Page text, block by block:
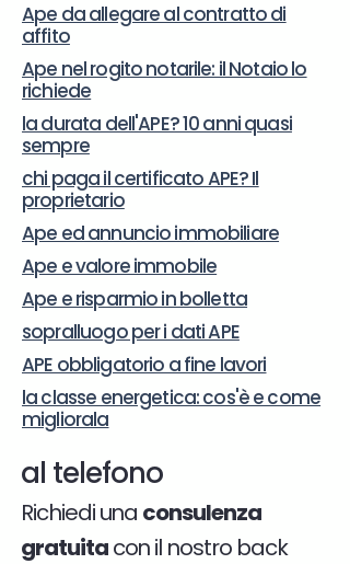
Ape da allegare al contratto di
affito
Ape nel rogito notarile: il Notaio lo
richiede
la durata dell'APE? 10 anni quasi
sempre
chi paga il certificato APE? Il
proprietario
Ape ed annuncio immobiliare
Ape e valore immobile
Ape e risparmio in bolletta
sopralluogo per i dati APE
APE obbligatorio a fine lavori
la classe energetica: cos'è e come
migliorala
al telefono
Richiedi una consulenza
gratuitacon il nostro back